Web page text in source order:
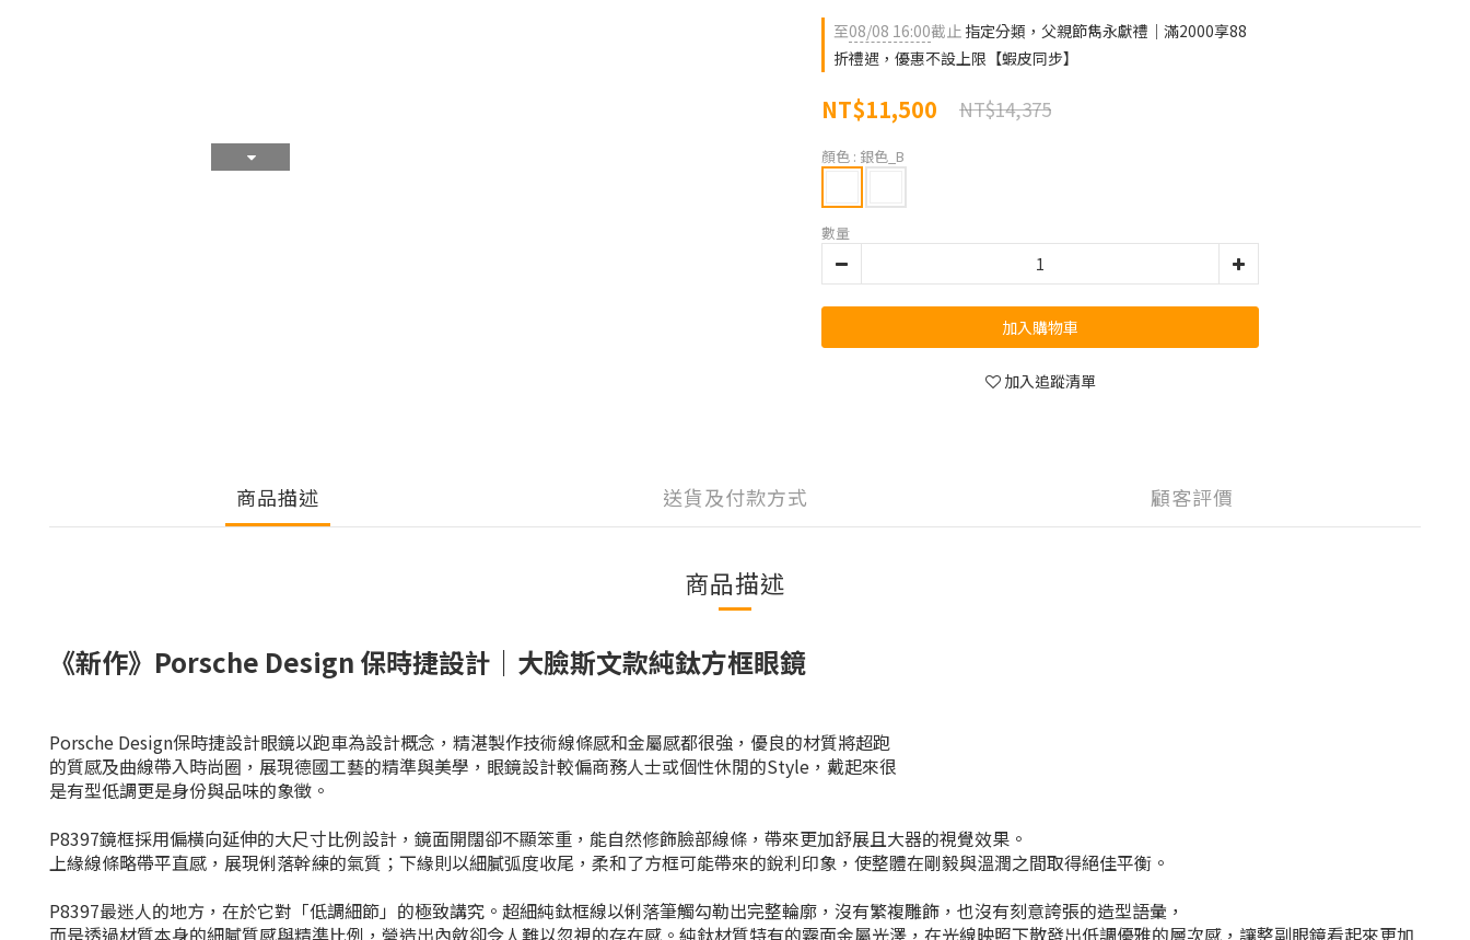
至08/08 16:00截止 指定分類，父親節雋永獻禮｜滿2000享88
折禮遇，優惠不設上限【蝦皮同步】
NT$11,500 NT$14,375
顏色 : 銀色_B
數量
加入購物車
加入追蹤清單
商品描述 送貨及付款方式 顧客評價
商品描述
《新作》Porsche Design 保時捷設計｜大臉斯文款純鈦方框眼鏡
Porsche Design保時捷設計眼鏡以跑車為設計概念，精湛製作技術線條感和金屬感都很強，優良的材質將超跑
的質感及曲線帶入時尚圈，展現德國工藝的精準與美學，眼鏡設計較偏商務人士或個性休閒的Style，戴起來很
是有型低調更是身份與品味的象徵。
P8397鏡框採用偏橫向延伸的大尺寸比例設計，鏡面開闊卻不顯笨重，能自然修飾臉部線條，帶來更加舒展且大器的視覺效果。
上緣線條略帶平直感，展現俐落幹練的氣質；下緣則以細膩弧度收尾，柔和了方框可能帶來的銳利印象，使整體在剛毅與溫潤之間取得絕佳平衡。
P8397最迷人的地方，在於它對「低調細節」的極致講究。超細純鈦框線以俐落筆觸勾勒出完整輪廓，沒有繁複雕飾，也沒有刻意誇張的造型語彙，
而是透過材質本身的細膩質感與精準比例，營造出內斂卻令人難以忽視的存在感。純鈦材質特有的霧面金屬光澤，在光線映照下散發出低調優雅的層次感，讓整副眼鏡看起來更加